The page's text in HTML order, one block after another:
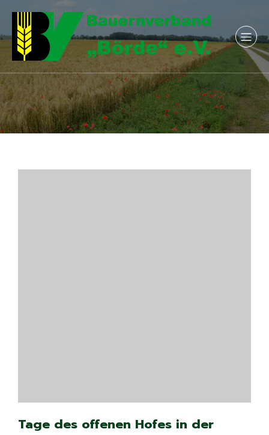
Tage des offenen Hofes in der